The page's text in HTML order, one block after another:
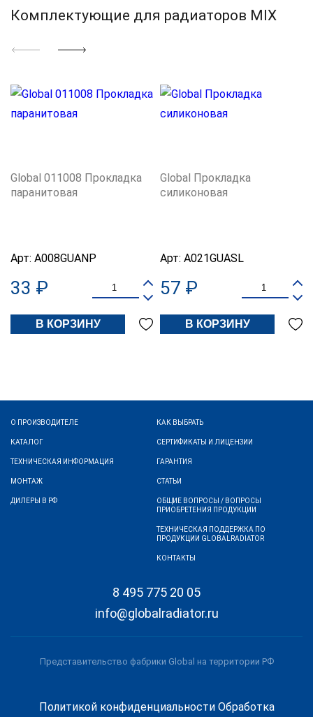
Комплектующие для радиаторов MIX
Global 011008 Прокладка
паранитовая
Арт: A008GUANP
33 ₽
В КОРЗИНУ
Global Прокладка
силиконовая
Арт: A021GUASL
57 ₽
В КОРЗИНУ
О ПРОИЗВОДИТЕЛЕ
КАТАЛОГ
ТЕХНИЧЕСКАЯ ИНФОРМАЦИЯ
МОНТАЖ
ДИЛЕРЫ В РФ
КАК ВЫБРАТЬ
СЕРТИФИКАТЫ И ЛИЦЕНЗИИ
ГАРАНТИЯ
СТАТЬИ
ОБЩИЕ ВОПРОСЫ / ВОПРОСЫ
ПРИОБРЕТЕНИЯ ПРОДУКЦИИ
ТЕХНИЧЕСКАЯ ПОДДЕРЖКА ПО
ПРОДУКЦИИ GLOBALRADIATOR
КОНТАКТЫ
8 495 775 20 05
info@globalradiator.ru
Представительство фабрики Global на территории РФ
Политикой конфиденциальности Обработка